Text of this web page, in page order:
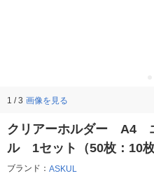
1 / 3 画像を見る
クリアーホルダー A4
ル 1セット（50枚：10
ブランド： ASKUL